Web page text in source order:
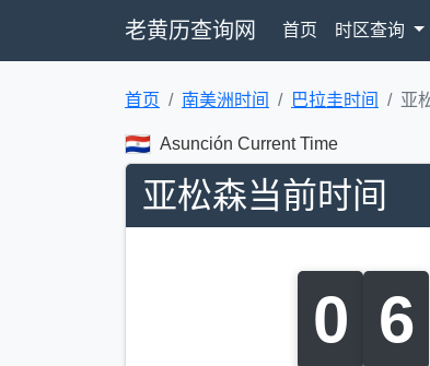
老黄历查询网 首页 时区查询
首页 南美洲时间 巴拉圭时间 亚
Asunción Current Time
亚松森当前时间
0 6